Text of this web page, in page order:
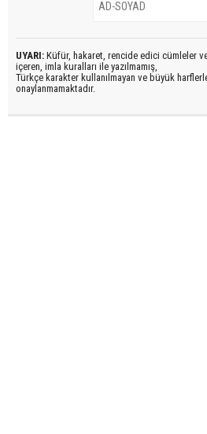
UYARI: Küfür, hakaret, rencide edici cümleler
içeren, imla kuralları ile yazılmamış,
Türkçe karakter kullanılmayan ve büyük
onaylanmamaktadır.